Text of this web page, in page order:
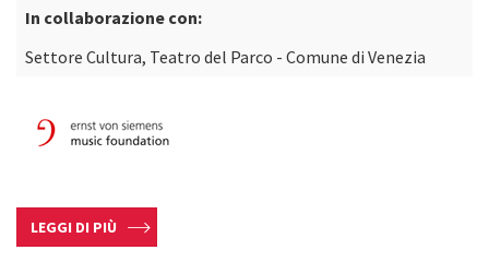
In collaborazione con:
Settore Cultura, Teatro del Parco - Comune di Venezia
LEGGI DI PIÙ